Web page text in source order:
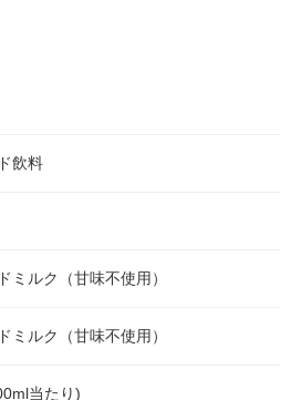
飲料
ミルク（甘味不使用）
ミルク（甘味不使用）
当たり)